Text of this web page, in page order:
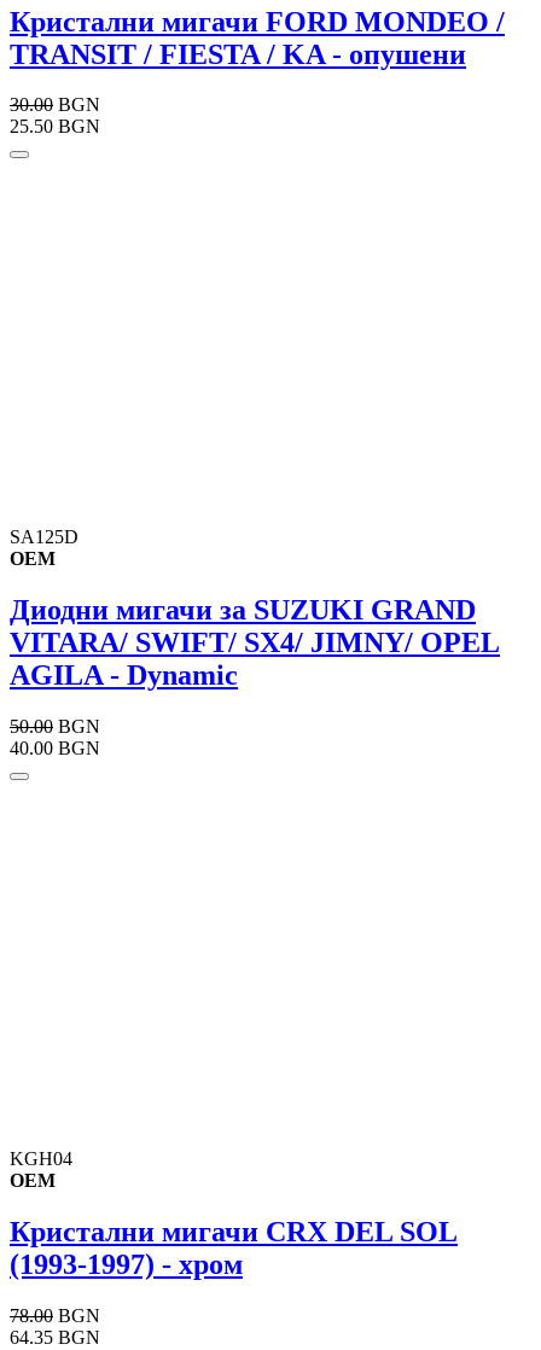
Кристални мигачи FORD MONDEO /
TRANSIT / FIESTA / KA - опушени
30.00 BGN
25.50 BGN
SA125D
OEM
Диодни мигачи за SUZUKI GRAND
VITARA/ SWIFT/ SX4/ JIMNY/ OPEL
AGILA - Dynamic
50.00 BGN
40.00 BGN
KGH04
OEM
Кристални мигачи CRX DEL SOL
(1993-1997) - хром
78.00 BGN
64.35 BGN